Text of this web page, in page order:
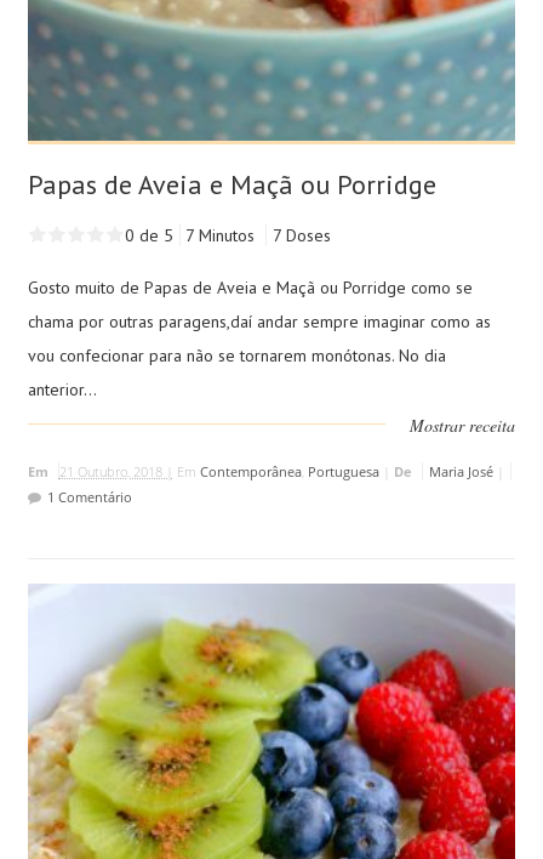
Papas de Aveia e Maçã ou Porridge
0 de 5 7 Minutos 7 Doses
Gosto muito de Papas de Aveia e Maçã ou Porridge como se
chama por outras paragens,daí andar sempre imaginar como as
vou confecionar para não se tornarem monótonas. No dia
anterior...
Mostrar receita
Em 21 Outubro, 2018 | Em Contemporânea, Portuguesa| De Maria José|
1 Comentário